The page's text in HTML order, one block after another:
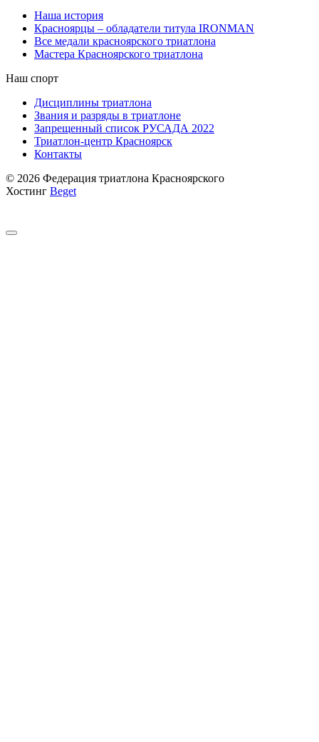
Наша история
Красноярцы – обладатели титула IRONMAN
Все медали красноярского триатлона
Мастера Красноярского триатлона
Наш спорт
Дисциплины триатлона
Звания и разряды в триатлоне
Запрещенный список РУСАДА 2022
Триатлон-центр Красноярск
Контакты
© 2026 Федерация триатлона Красноярского
Хостинг Beget